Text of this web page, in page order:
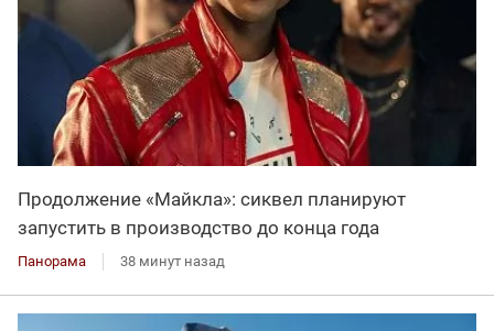
Продолжение «Майкла»: сиквел планируют
запустить в производство до конца года
Панорама 38 минут назад